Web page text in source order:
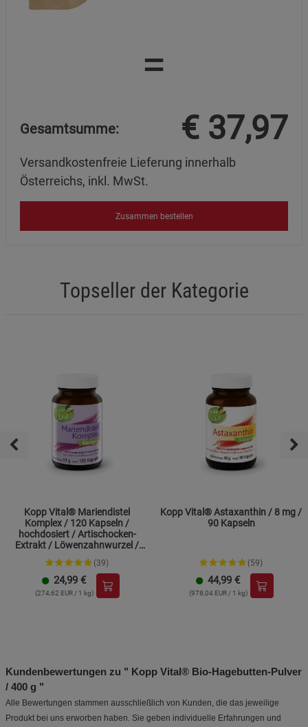
=
Gesamtsumme: € 37,97
Versandkostenfreie Lieferung innerhalb
Österreichs, inkl. MwSt.
Zusammen bestellen
Topseller der Kategorie
Kopp Vital® Mariendistel
Komplex / 120 Kapseln /
hochdosiert / Artischocken-
Extrakt / Löwenzahnwurzel /
Cholin
(39)
24,99 €
(274,62 EUR / 1 kg)
Kopp Vital® Astaxanthin / 8 mg /
90 Kapseln
(59)
44,99 €
(978,04 EUR / 1 kg)
Kundenbewertungen zu " Kopp Vital® Bio-Hagebutten-Pulver
/ 400 g "
Alle Bewertungen stammen ausschließlich von Kunden, die das jeweilige
Produkt bei uns erworben haben. Sie geben individuelle Erfahrungen und